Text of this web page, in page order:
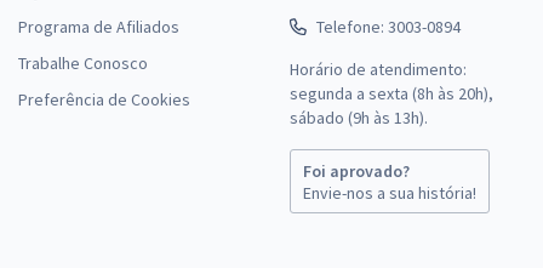
Programa de Afiliados
Trabalhe Conosco
Preferência de Cookies
Telefone: 3003-0894
Horário de atendimento:
segunda a sexta (8h às 20h),
sábado (9h às 13h).
Foi aprovado?
Envie-nos a sua história!